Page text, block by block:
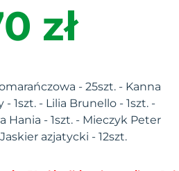
zł
- 25szt. - Kanna
1szt. - Lilia Brunello - 1szt. -
Hania - 1szt. - Mieczyk Peter
azjatycki - 12szt.